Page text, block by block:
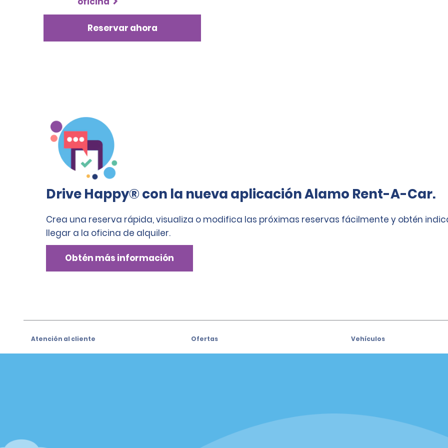
Reservar ahora
Drive Happy® con la nueva aplicación Alamo Rent-A-Car.
Crea una reserva rápida, visualiza o modifica las próximas reservas fácilmente y obtén
llegar a la oficina de alquiler.
Obtén más información
Atención al cliente
Ver/Modificar/Cancelar Ofertas
Ofertas
Alamo Insiders
Iniciar sesión
Vehículos
Vans